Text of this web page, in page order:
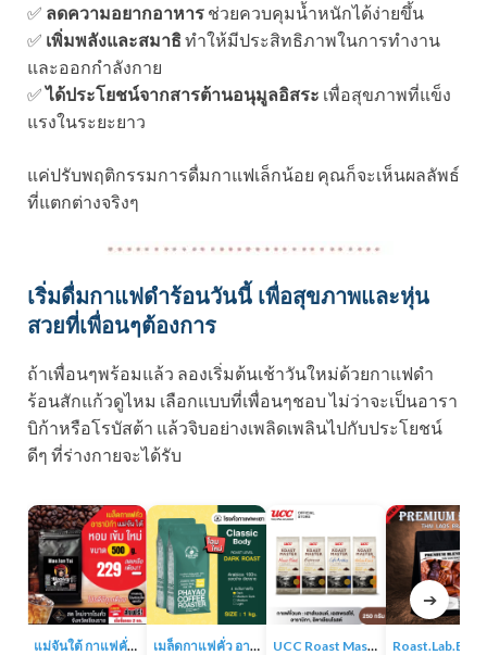
✅ ลดความอยากอาหาร ช่วยควบคุมน้ำหนักได้ง่ายขึ้น
✅ เพิ่มพลังและสมาธิทำให้มีประสิทธิภาพในการทำงาน
และออกกำลังกาย
✅ได้ประโยชน์จากสารต้านอนุมูลอิสระ เพื่อสุขภาพที่แข็ง
แรงในระยะยาว
แค่ปรับพฤติกรรมการดื่มกาแฟเล็กน้อย คุณก็จะเห็นผลลัพธ์
ที่แตกต่างจริงๆ
เริ่มดื่มกาแฟดำร้อนวันนี้ เพื่อสุขภาพและหุ่น
สวยที่เพื่อนๆต้องการ
ถ้าเพื่อนๆพร้อมแล้ว ลองเริ่มต้นเช้าวันใหม่ด้วยกาแฟดำ
ร้อนสักแก้วดูไหม เลือกแบบที่เพื่อนๆชอบ ไม่ว่าจะเป็นอารา
บิก้าหรือโรบัสต้า แล้วจิบอย่างเพลิดเพลินไปกับประโยชน์
ดีๆ ที่ร่างกายจะได้รับ
แม่จันใต้ กาแฟคั่ว หอม เข้ม เมล็ดกาแฟคั่ว อาราบิก้า 100% 1KG UCC Roast Master กาแฟคั่วบด 250 ก.
➔